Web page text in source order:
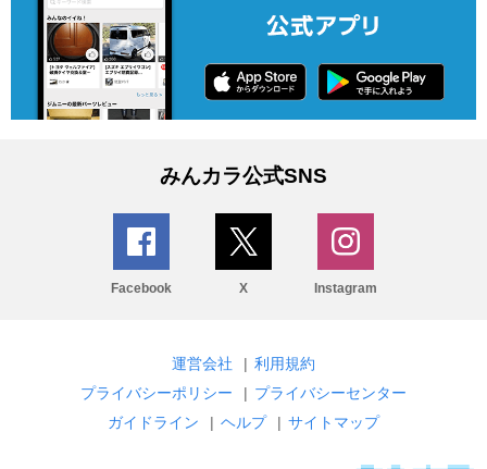
みんカラ公式SNS
Facebook X Instagram
運営会社 | 利用規約
プライバシーポリシー
| プライバシーセンター
ガイドライン
| ヘルプ | サイトマップ